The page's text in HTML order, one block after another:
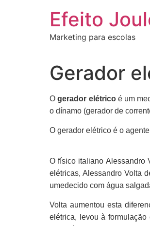
Efeito
Marketing para escolas
Gerador
Ogerador elétricoé um
o dínamo (gerador de
O gerador elétrico é o
O físico italiano Alessandro
elétricas, Alessandro Volta
umedecido com água
Volta aumentou esta
elétrica, levou à